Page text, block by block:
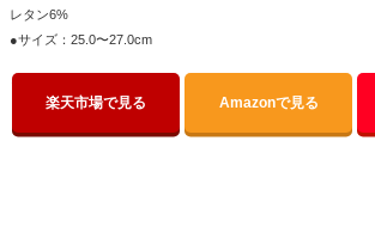
レタン6%
●サイズ：25.0〜27.0cm
楽天市場で見る Amazonで見る